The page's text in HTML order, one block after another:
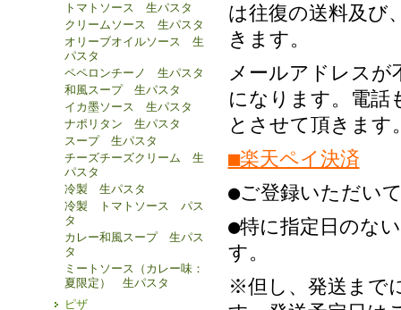
トマトソース 生パスタ
クリームソース 生パスタ
オリーブオイルソース 生
パスタ
ペペロンチーノ 生パスタ
和風スープ 生パスタ
イカ墨ソース 生パスタ
ナポリタン 生パスタ
スープ 生パスタ
チーズチーズクリーム 生
パスタ
冷製 生パスタ
冷製 トマトソース パス
タ
カレー和風スープ 生パス
タ
ミートソース（カレー味：
夏限定） 生パスタ
ピザ
は往復の送料及び
きます。
メールアドレスが
になります。電話
とさせて頂きます
■楽天ペイ決済
●ご登録いただい
●特に指定日のな
す。
※但し、発送まで